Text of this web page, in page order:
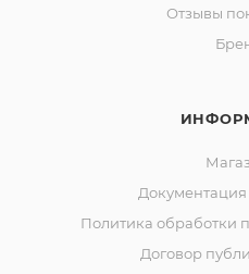
Отзывы
Документация
Политика обработки
Договор